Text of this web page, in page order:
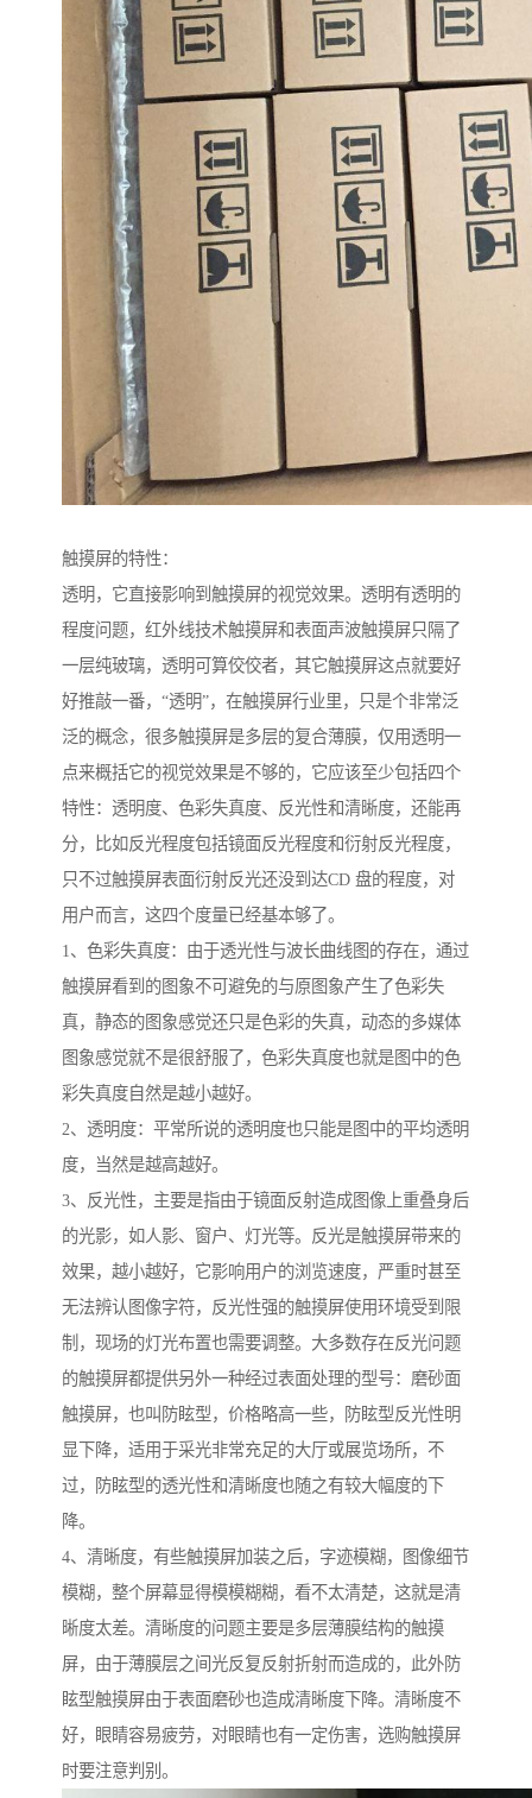
触摸屏的特性：
透明，它直接影响到触摸屏的视觉效果。透明有透明的
程度问题，红外线技术触摸屏和表面声波触摸屏只隔了
一层纯玻璃，透明可算佼佼者，其它触摸屏这点就要好
好推敲一番，“透明”，在触摸屏行业里，只是个非常泛
泛的概念，很多触摸屏是多层的复合薄膜，仅用透明一
点来概括它的视觉效果是不够的，它应该至少包括四个
特性：透明度、色彩失真度、反光性和清晰度，还能再
分，比如反光程度包括镜面反光程度和衍射反光程度，
只不过触摸屏表面衍射反光还没到达CD 盘的程度，对
用户而言，这四个度量已经基本够了。
1、色彩失真度：由于透光性与波长曲线图的存在，通过
触摸屏看到的图象不可避免的与原图象产生了色彩失
真，静态的图象感觉还只是色彩的失真，动态的多媒体
图象感觉就不是很舒服了，色彩失真度也就是图中的色
彩失真度自然是越小越好。
2、透明度：平常所说的透明度也只能是图中的平均透明
度，当然是越高越好。
3、反光性，主要是指由于镜面反射造成图像上重叠身后
的光影，如人影、窗户、灯光等。反光是触摸屏带来的
效果，越小越好，它影响用户的浏览速度，严重时甚至
无法辨认图像字符，反光性强的触摸屏使用环境受到限
制，现场的灯光布置也需要调整。大多数存在反光问题
的触摸屏都提供另外一种经过表面处理的型号：磨砂面
触摸屏，也叫防眩型，价格略高一些，防眩型反光性明
显下降，适用于采光非常充足的大厅或展览场所，不
过，防眩型的透光性和清晰度也随之有较大幅度的下
降。
4、清晰度，有些触摸屏加装之后，字迹模糊，图像细节
模糊，整个屏幕显得模模糊糊，看不太清楚，这就是清
晰度太差。清晰度的问题主要是多层薄膜结构的触摸
屏，由于薄膜层之间光反复反射折射而造成的，此外防
眩型触摸屏由于表面磨砂也造成清晰度下降。清晰度不
好，眼睛容易疲劳，对眼睛也有一定伤害，选购触摸屏
时要注意判别。